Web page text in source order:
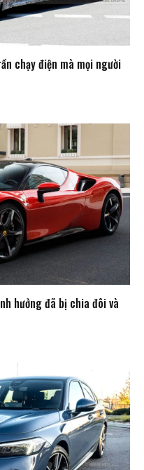
chạy điện mà mọi người
hưởng đã bị chia đôi và